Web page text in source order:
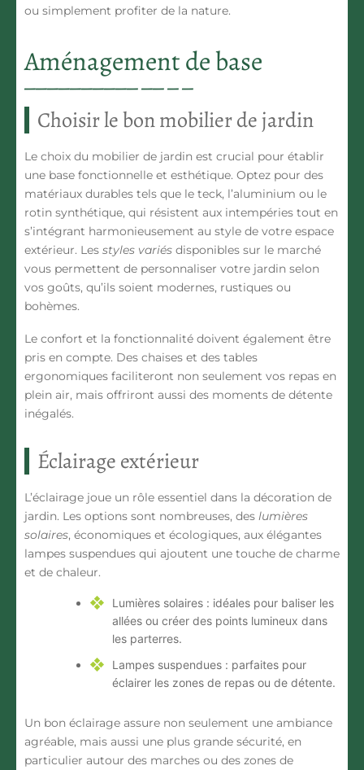
ou simplement profiter de la nature.
Aménagement de base
Choisir le bon mobilier de jardin
Le choix du mobilier de jardin est crucial pour établir
une base fonctionnelle et esthétique. Optez pour des
matériaux durables tels que le teck, l’aluminium ou le
rotin synthétique, qui résistent aux intempéries tout en
s’intégrant harmonieusement au style de votre espace
extérieur. Les styles variés disponibles sur le marché
vous permettent de personnaliser votre jardin selon
vos goûts, qu’ils soient modernes, rustiques ou
bohèmes.
Le confort et la fonctionnalité doivent également être
pris en compte. Des chaises et des tables
ergonomiques faciliteront non seulement vos repas en
plein air, mais offriront aussi des moments de détente
inégalés.
Éclairage extérieur
L’éclairage joue un rôle essentiel dans la décoration de
jardin. Les options sont nombreuses, des lumières
solaires, économiques et écologiques, aux élégantes
lampes suspendues qui ajoutent une touche de charme
et de chaleur.
Lumières solaires : idéales pour baliser les
allées ou créer des points lumineux dans
les parterres.
Lampes suspendues : parfaites pour
éclairer les zones de repas ou de détente.
Un bon éclairage assure non seulement une ambiance
agréable, mais aussi une plus grande sécurité, en
particulier autour des marches ou des zones de